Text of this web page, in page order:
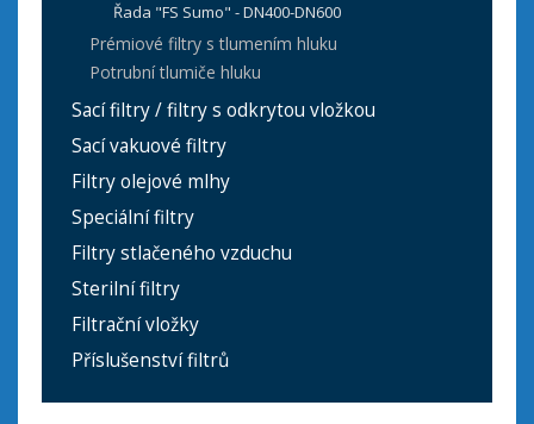
Řada "FS Sumo" - DN400-DN600
Prémiové filtry s tlumením hluku
Potrubní tlumiče hluku
Sací filtry / filtry s odkrytou vložkou
Sací vakuové filtry
Filtry olejové mlhy
Speciální filtry
Filtry stlačeného vzduchu
Sterilní filtry
Filtrační vložky
Příslušenství filtrů